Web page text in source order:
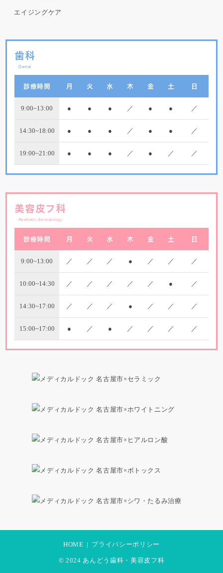
エイジングケア
歯科
Dental
診療時間 月 火 水 木 金 土 日
9:00~13:00 ● ● ● ／ ● ● ／
14:30~18:00 ● ● ● ／ ● ● ／
19:00~21:00 ● ● ● ／ ● ／ ／
美容皮フ科
Aesthetic dermatology
診療時間 月 火 水 木 金 土 日
9:00~13:00 ／ ／ ／ ● ／ ／ ／
10:00~14:30 ／ ／ ／ ／ ／ ● ／
14:30~17:00 ／ ／ ／ ● ／ ／ ／
15:00~17:00 ● ／ ● ／ ／ ／ ／
HOME | プライバシーポリシー
© 2024 あんどう歯科・美容皮フ科